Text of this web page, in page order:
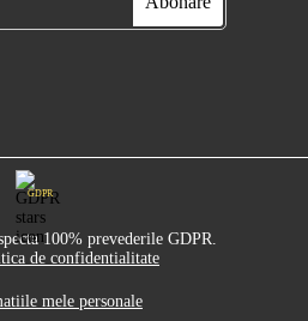
GDPR
100% prevederile GDPR.
de confidentialitate
mele personale